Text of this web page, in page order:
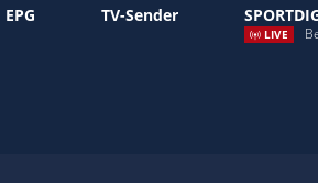
TV-Sender
LIVE